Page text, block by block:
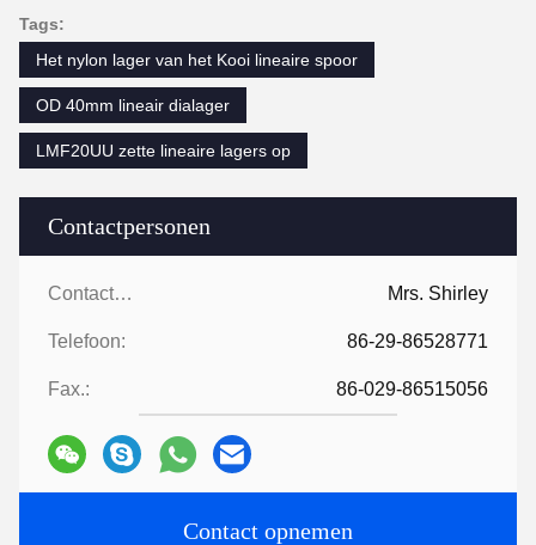
Contactpersonen
Contactpersonen: Mrs. Shirley
Telefoon: 86-29-86528771
Fax.: 86-029-86515056
Contact opnemen
Tags:
Het nylon lager van het Kooi lineaire spoor
OD 40mm lineair dialager
LMF20UU zette lineaire lagers op